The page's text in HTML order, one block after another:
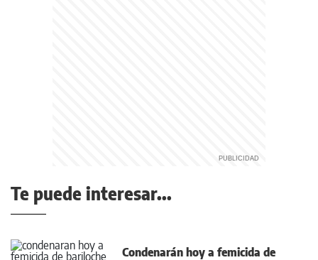
Te puede interesar...
Condenarán hoy a femicida de